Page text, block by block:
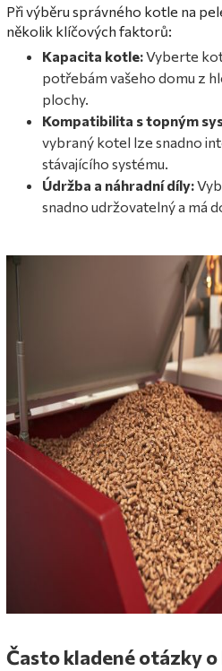
Při výběru správného kotle na
několik klíčových faktorů:
Kapacita kotle:Vyberte
potřebám vašeho domu z
plochy.
Kompatibilita s topným
vybraný kotel lze snadno
stávajícího systému.
Údržba a náhradní díly:
snadno udržovatelný a má
Často kladené otázky